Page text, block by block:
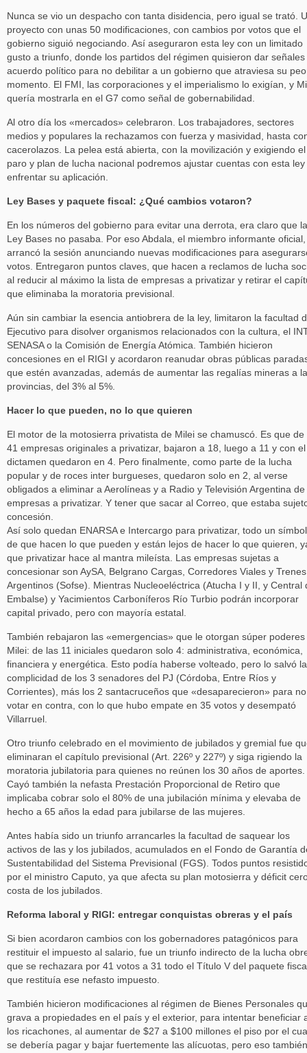
Nunca se vio un despacho con tanta disidencia, pero igual se trató.
proyecto con unas 50 modificaciones, con cambios por votos que el
gobierno siguió negociando. Así aseguraron esta ley con un limitado
gusto a triunfo, donde los partidos del régimen quisieron dar señales
acuerdo político para no debilitar a un gobierno que atraviesa su
momento. El FMI, las corporaciones y el imperialismo lo exigían, y
quería mostrarla en el G7 como señal de gobernabilidad.
Al otro día los «mercados» celebraron. Los trabajadores, sectores
medios y populares la rechazamos con fuerza y masividad, hasta
cacerolazos. La pelea está abierta, con la movilización y exigiendo el
paro y plan de lucha nacional podremos ajustar cuentas con esta ley
enfrentar su aplicación.
Ley Bases y paquete fiscal: ¿Qué cambios votaron?
En los números del gobierno para evitar una derrota, era claro que la
Ley Bases no pasaba. Por eso Abdala, el miembro informante oficial,
arrancó la sesión anunciando nuevas modificaciones para
votos. Entregaron puntos claves, que hacen a reclamos de lucha
al reducir al máximo la lista de empresas a privatizar y retirar el
que eliminaba la moratoria previsional.
Aún sin cambiar la esencia antiobrera de la ley, limitaron la facultad
Ejecutivo para disolver organismos relacionados con la cultura, el
SENASA o la Comisión de Energía Atómica. También hicieron
concesiones en el RIGI y acordaron reanudar obras públicas
que estén avanzadas, además de aumentar las regalías mineras a
provincias, del 3% al 5%.
Hacer lo que pueden, no lo que quieren
El motor de la motosierra privatista de Milei se chamuscó. Es que de
41 empresas originales a privatizar, bajaron a 18, luego a 11 y con el
dictamen quedaron en 4. Pero finalmente, como parte de la lucha
popular y de roces inter burgueses, quedaron solo en 2, al verse
obligados a eliminar a Aerolíneas y a Radio y Televisión Argentina de
empresas a privatizar. Y tener que sacar al Correo, que estaba
concesión.
Así solo quedan ENARSA e Intercargo para privatizar, todo un
de que hacen lo que pueden y están lejos de hacer lo que quieren,
que privatizar hace al mantra mileísta. Las empresas sujetas a
concesionar son AySA, Belgrano Cargas, Corredores Viales y Trenes
Argentinos (Sofse). Mientras Nucleoeléctrica (Atucha I y II, y Central
Embalse) y Yacimientos Carboníferos Río Turbio podrán incorporar
capital privado, pero con mayoría estatal.
También rebajaron las «emergencias» que le otorgan súper poderes
Milei: de las 11 iniciales quedaron solo 4: administrativa, económica,
financiera y energética. Esto podía haberse volteado, pero lo salvó la
complicidad de los 3 senadores del PJ (Córdoba, Entre Ríos y
Corrientes), más los 2 santacruceños que «desaparecieron» para no
votar en contra, con lo que hubo empate en 35 votos y desempató
Villarruel.
Otro triunfo celebrado en el movimiento de jubilados y gremial fue
eliminaran el capítulo previsional (Art. 226º y 227º) y siga rigiendo la
moratoria jubilatoria para quienes no reúnen los 30 años de aportes.
Cayó también la nefasta Prestación Proporcional de Retiro que
implicaba cobrar solo el 80% de una jubilación mínima y elevaba de
hecho a 65 años la edad para jubilarse de las mujeres.
Antes había sido un triunfo arrancarles la facultad de saquear los
activos de las y los jubilados, acumulados en el Fondo de Garantía
Sustentabilidad del Sistema Previsional (FGS). Todos puntos
por el ministro Caputo, ya que afecta su plan motosierra y déficit
costa de los jubilados.
Reforma laboral y RIGI: entregar conquistas obreras y el país
Si bien acordaron cambios con los gobernadores patagónicos para
restituir el impuesto al salario, fue un triunfo indirecto de la lucha
que se rechazara por 41 votos a 31 todo el Título V del paquete
que restituía ese nefasto impuesto.
También hicieron modificaciones al régimen de Bienes Personales
grava a propiedades en el país y el exterior, para intentar beneficiar
los ricachones, al aumentar de $27 a $100 millones el piso por el
se debería pagar y bajar fuertemente las alícuotas, pero eso también